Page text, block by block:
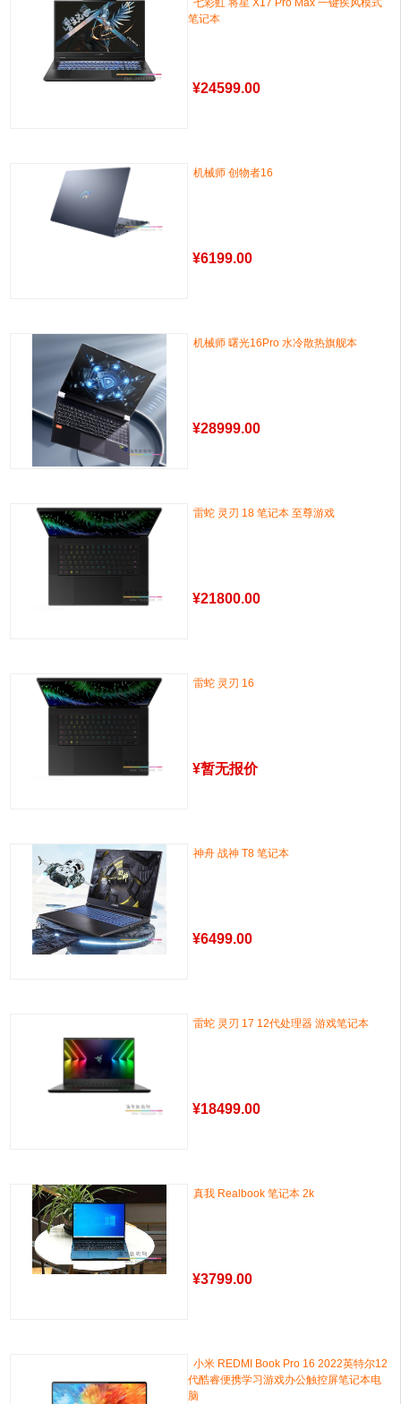
七彩虹 将星 X17 Pro Max 一键疾风模式
笔记本
¥24599.00
机械师 创物者16
¥6199.00
机械师 曙光16Pro 水冷散热旗舰本
¥28999.00
雷蛇 灵刃 18 笔记本 至尊游戏
¥21800.00
雷蛇 灵刃 16
¥暂无报价
神舟 战神 T8 笔记本
¥6499.00
雷蛇 灵刃 17 12代处理器 游戏笔记本
¥18499.00
真我 Realbook 笔记本 2k
¥3799.00
小米 REDMI Book Pro 16 2022英特尔12
代酷睿便携学习游戏办公触控屏笔记本电
脑